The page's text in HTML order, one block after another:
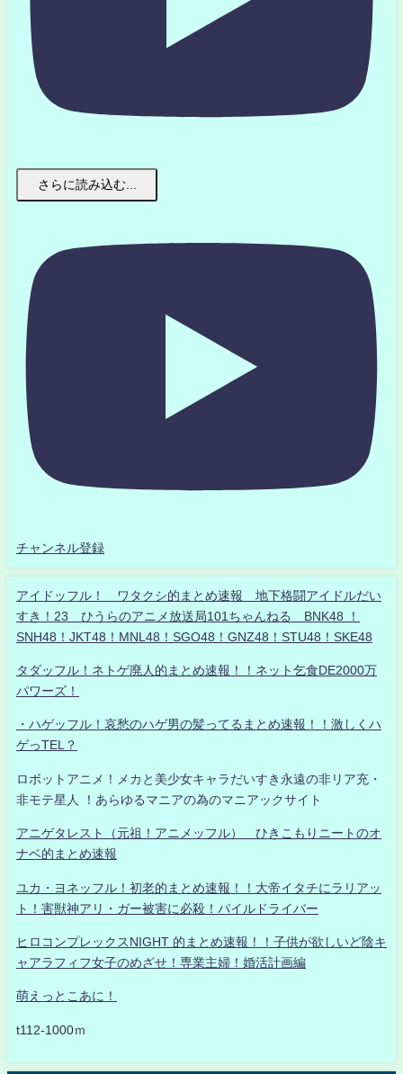
さらに読み込む...
チャンネル登録
アイドッフル！ ワタクシ的まとめ速報 地下格闘アイドルだい
すき！23 ひうらのアニメ放送局101ちゃんねる BNK48 ！
SNH48！JKT48！MNL48！SGO48！GNZ48！STU48！SKE48
タダッフル！ネトゲ廃人的まとめ速報！！ネット乞食DE2000万
パワーズ！
・ハゲッフル！哀愁のハゲ男の髪ってるまとめ速報！！激しくハ
ゲっTEL？
ロボットアニメ！メカと美少女キャラだいすき永遠の非リア充・
非モテ星人 ！あらゆるマニアの為のマニアックサイト
アニゲタレスト（元祖！アニメッフル） ひきこもりニートのオ
ナベ的まとめ速報
ユカ・ヨネッフル！初老的まとめ速報！！大帝イタチにラリアッ
ト！害獣神アリ・ガー被害に必殺！パイルドライバー
ヒロコンプレックスNIGHT 的まとめ速報！！子供が欲しいど陰キ
ャアラフィフ女子のめざせ！専業主婦！婚活計画編
萌えっとこあに！
t112-1000ｍ